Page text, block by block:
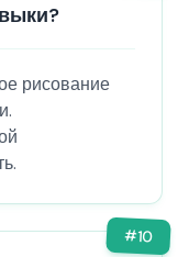
рисование
#10